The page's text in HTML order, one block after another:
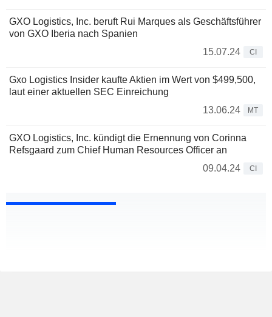
GXO Logistics, Inc. beruft Rui Marques als Geschäftsführer
von GXO Iberia nach Spanien
15.07.24
CI
Gxo Logistics Insider kaufte Aktien im Wert von $499,500,
laut einer aktuellen SEC Einreichung
13.06.24
MT
GXO Logistics, Inc. kündigt die Ernennung von Corinna
Refsgaard zum Chief Human Resources Officer an
09.04.24
CI